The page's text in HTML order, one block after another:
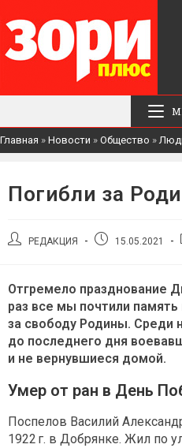
Главная » Новости » Общество »
Погибли за
АвторРЕДАКЦИЯ
Запись15.05.2021
Отгремело празднование
раз все мы почтили
за свободу Родины. Среди
до последнего дня
и не вернувшиеся домой.
Умер от ран в День
Поспелов Василий
1922 г. в Добрянке. Жил по